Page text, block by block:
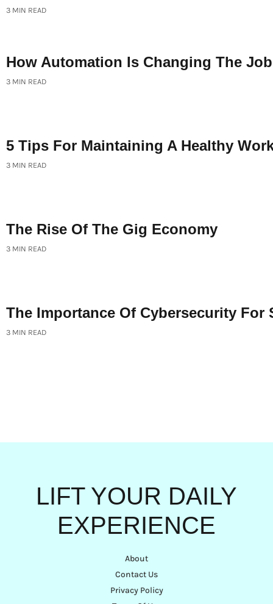
3 MIN READ
How Automation Is Changing The
3 MIN READ
5 Tips For Maintaining A Healthy
3 MIN READ
The Rise Of The Gig Economy
3 MIN READ
The Importance Of Cybersecurity For
3 MIN READ
LIFT YOUR DAILY
EXPERIENCE
About
Contact Us
Privacy Policy